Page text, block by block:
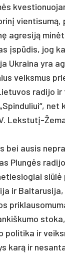
vien­ti­sumą,
ag­re­siją
įspūdis, jog
Uk­rai­na yra
veiks­mus
ra­di­jo
Leks­tutį-
bei au­sis
Plungės
ir
po­li­ti­ka ir
karą ir